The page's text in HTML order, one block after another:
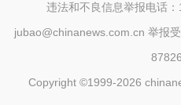
违法和不良信息举报电话
jubao@chinanews.com.cn 举报
Copyright ©1999-2026